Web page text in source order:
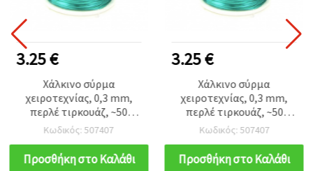
3.25 €
Χάλκινο σύρμα
χειροτεχνίας, 0,3 mm,
περλέ τιρκουάζ, ~50
μέτρα
Κωδικός: 507407
Προσθήκη στο Καλάθι
3.25 €
Χάλκινο σύρμα
χειροτεχνίας, 0,3 mm,
περλέ τιρκουάζ, ~50
μέτρα
Κωδικός: 507407
Προσθήκη στο Καλάθι